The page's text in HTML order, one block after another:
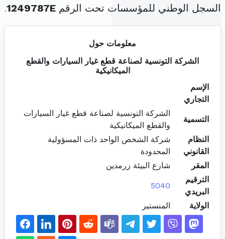
السجل الوطني للمؤسسات تحت الرقم 1249787E
.
معلومات حول
الشركة التونسية لصناعة قطع غيار السيارات والقطع
الميكانيكية
الإسم
التجاري
التسمية
الشركة التونسية لصناعة قطع غيار السيارات
والقطع الميكانيكية
النظام
القانوني
شركة الشخص الواحد ذات المسؤولية
المحدودة
المقر
شارع البيئة زرمدين
الترقيم
البريدي
5040
الولاية المنستير